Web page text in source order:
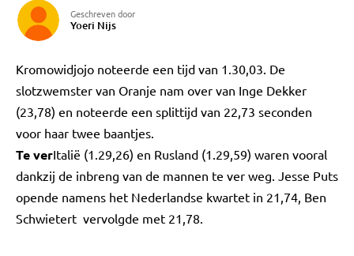
Geschreven door
Yoeri Nijs
Kromowidjojo noteerde een tijd van 1.30,03. De
slotzwemster van Oranje nam over van Inge Dekker
(23,78) en noteerde een splittijd van 22,73 seconden
voor haar twee baantjes.
Te verItalië (1.29,26) en Rusland (1.29,59) waren vooral
dankzij de inbreng van de mannen te ver weg. Jesse Puts
opende namens het Nederlandse kwartet in 21,74, Ben
Schwietert vervolgde met 21,78.